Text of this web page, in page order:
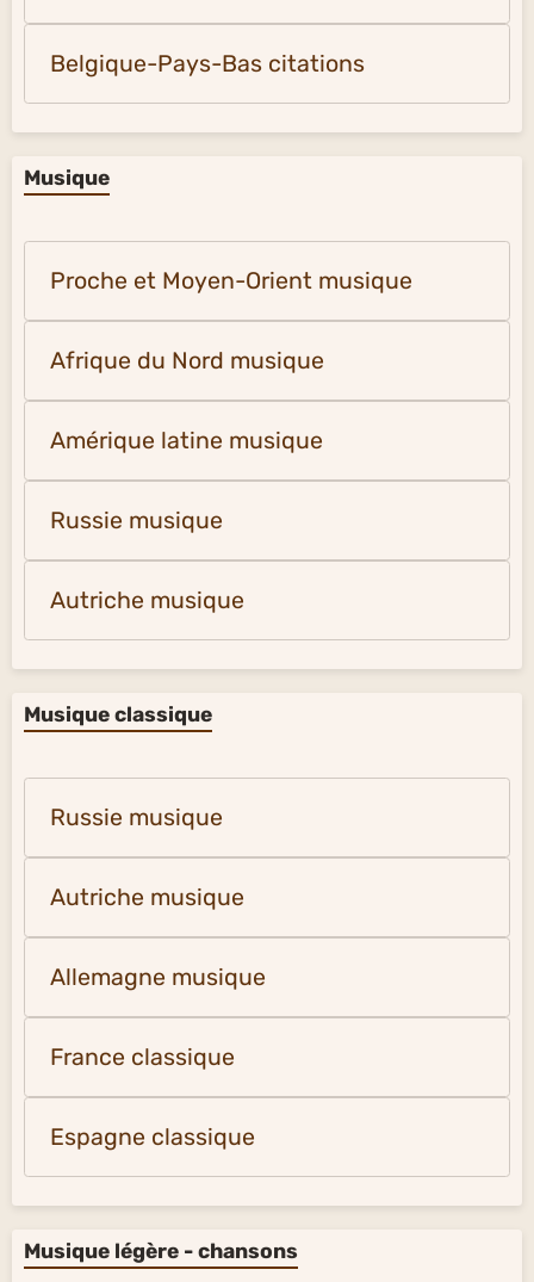
Belgique-Pays-Bas citations
Musique
Proche et Moyen-Orient musique
Afrique du Nord musique
Amérique latine musique
Russie musique
Autriche musique
Musique classique
Russie musique
Autriche musique
Allemagne musique
France classique
Espagne classique
Musique légère - chansons